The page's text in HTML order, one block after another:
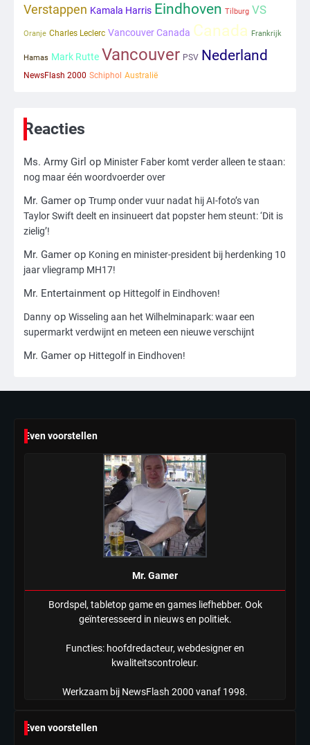
Zwarte balken in Epstein-documenten
toch leesbaar: ‘Heb je al nieuwe
ongepaste vrienden voor me?’
Ms. Army Girl
3
4
vrouw dood gevonden in hun huis,
eigen zoon hoofdverdachte
Mr. Gamer
5
Israël doodt hoogste Hezbollah-leider
sinds einde oorlog, samen met
meerdere omwonenden
Tilburgse wethouder: ‘Alle vertrouwen
kwetsbare inwoners door Siem,
Mr. Gamer
Verstappen Kamala Harris Eindhoven Tilburg VS
Oranje Charles Leclerc Vancouver Canada Canada Frankrijk
Hamas Mark Rutte Vancouver PSV Nederland
NewsFlash 2000 Schiphol Australië
Reacties
Ms. Army Girl op Minister Faber komt verder alleen te staan:
nog maar één woordvoerder over
Mr. Gamer op Trump onder vuur nadat hij AI-foto’s van
Taylor Swift deelt en insinueert dat popster hem steunt: ‘Dit is
zielig’!
Mr. Gamer op Koning en minister-president bij herdenking 10
jaar vliegramp MH17!
Mr. Entertainment op Hittegolf in Eindhoven!
Danny op Wisseling aan het Wilhelminapark: waar een
supermarkt verdwijnt en meteen een nieuwe verschijnt
Mr. Gamer op Hittegolf in Eindhoven!
Even voorstellen
Mr. Gamer
Bordspel, tabletop game en games liefhebber. Ook
geïnteresseerd in nieuws en politiek.
Functies: hoofdredacteur, webdesigner en
kwaliteitscontroleur.
Werkzaam bij NewsFlash 2000 vanaf 1998.
Even voorstellen